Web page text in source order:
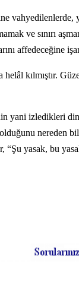
vahyedilenlerde,
ve sınırı
affedeceğine
kılmıştır.
yani izledikleri
“Şu yasak, bu